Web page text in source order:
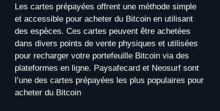
Les cartes prépayées offrent une méthode simple
et accessible pour acheter du Bitcoin en utilisant
des espèces. Ces cartes peuvent être achetées
dans divers points de vente physiques et utilisées
pour recharger votre portefeuille Bitcoin via des
plateformes en ligne. Paysafecard et Neosurf sont
l’une des cartes prépayées les plus populaires pour
acheter du Bitcoin